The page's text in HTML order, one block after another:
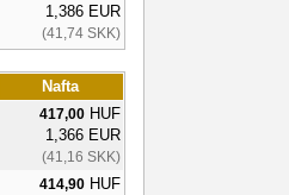
1,386 EUR
(41,74 SKK)
Nafta
417,00HUF
1,366 EUR
(41,16 SKK)
414,90HUF